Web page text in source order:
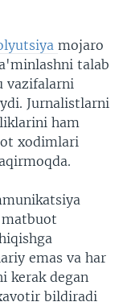
mojaro
talab
vazifalarni
Jurnalistlarni
ham
xodimlari
emas va har
kerak degan
bildiradi